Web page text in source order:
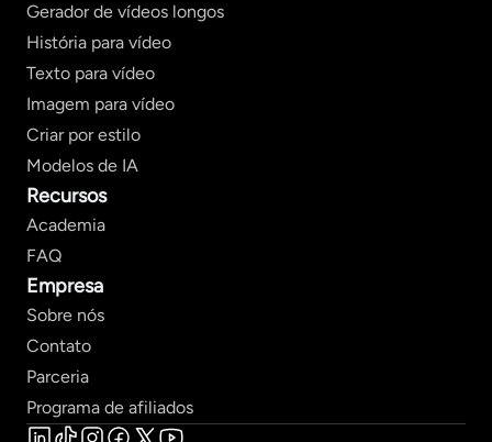
Gerador de vídeos longos
História para vídeo
Texto para vídeo
Imagem para vídeo
Criar por estilo
Modelos de IA
Recursos
Academia
FAQ
Empresa
Sobre nós
Contato
Parceria
Programa de afiliados